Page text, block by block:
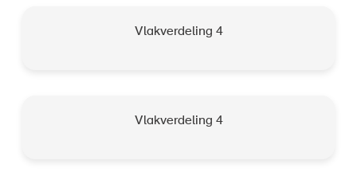
Vlakverdeling 4
Vlakverdeling 4